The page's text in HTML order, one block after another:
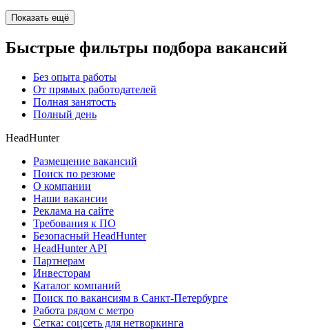
Показать ещё
Быстрые фильтры подбора вакансий
Без опыта работы
От прямых работодателей
Полная занятость
Полный день
HeadHunter
Размещение вакансий
Поиск по резюме
О компании
Наши вакансии
Реклама на сайте
Требования к ПО
Безопасный HeadHunter
HeadHunter API
Партнерам
Инвесторам
Каталог компаний
Поиск по вакансиям в Санкт-Петербурге
Работа рядом с метро
Сетка: соцсеть для нетворкинга